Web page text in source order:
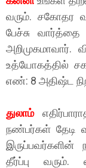
வரும். சகோதர
பேச்சு
அறிமுகமாவார்.
உத்யோகத்தில்
எண்: 8 அதிஷ்ட
துலாம்
நண்பர்கள் தேடி
இருப்பவர்களின்
தீர்ப்பு வரும்.